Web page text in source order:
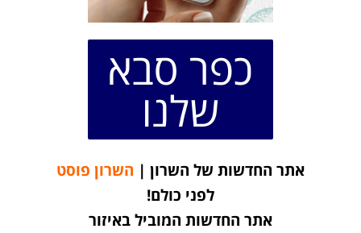
כפר סבא
שלנו
אתר החדשות של השרון | השרון פוסט
לפני כולם!
אתר החדשות המוביל באיזור